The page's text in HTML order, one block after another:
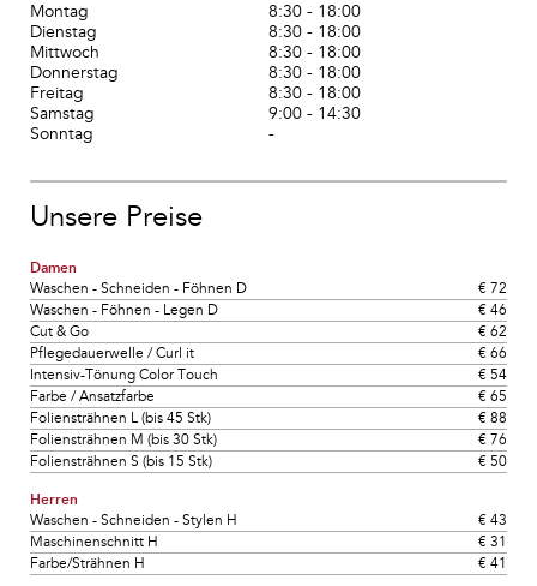
Montag
8:30 - 18:00
Dienstag
8:30 - 18:00
Mittwoch
8:30 - 18:00
Donnerstag
8:30 - 18:00
Freitag
8:30 - 18:00
Samstag
9:00 - 14:30
Sonntag
-
Unsere Preise
Damen
Waschen - Schneiden - Föhnen D
€ 72
Waschen - Föhnen - Legen D
€ 46
Cut & Go
€ 62
Pflegedauerwelle / Curl it
€ 66
Intensiv-Tönung Color Touch
€ 54
Farbe / Ansatzfarbe
€ 65
Foliensträhnen L (bis 45 Stk)
€ 88
Foliensträhnen M (bis 30 Stk)
€ 76
Foliensträhnen S (bis 15 Stk)
€ 50
Herren
Waschen - Schneiden - Stylen H
€ 43
Maschinenschnitt H
€ 31
Farbe/Strähnen H
€ 41